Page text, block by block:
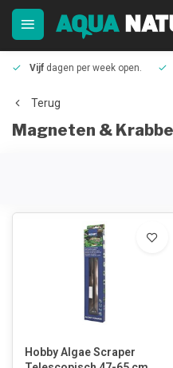
Vijf dagen per week open.
Terug
Magneten &
Hobby Algae Scraper